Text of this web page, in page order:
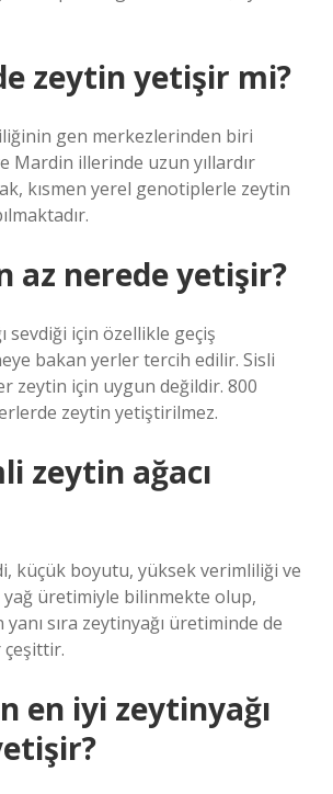
zeytin yetişir mi?
gen merkezlerinden biri
Mardin illerinde uzun yıllardır
kısmen yerel genotiplerle zeytin
az nerede yetişir?
sevdiği için özellikle geçiş
bakan yerler tercih edilir. Sisli
zeytin için uygun değildir. 800
zeytin yetiştirilmez.
zeytin ağacı
küçük boyutu, yüksek verimliliği ve
üretimiyle bilinmekte olup,
sıra zeytinyağı üretiminde de
en iyi zeytinyağı